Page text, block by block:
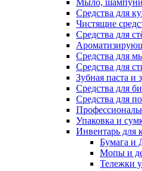
Мыло,
Средства для
Чистящие
Средства для
Средства для
Средства для
Зубная паста и
Средства для
Средства для
Упаковка и
Инвентарь для
Бумага и
Мопы и
Тележки